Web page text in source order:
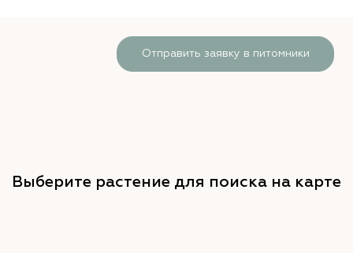
Отправить заявку в питомники
Выберите растение для поиска на карте